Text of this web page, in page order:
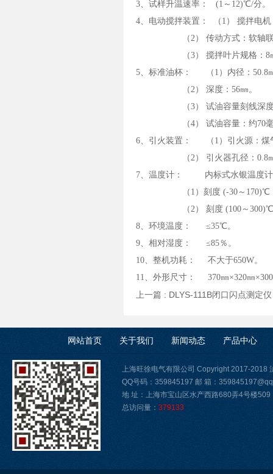
3、试样升温速率： (1～12)℃/分。
4、电动搅拌装置： （1） 搅拌电
（2） 传动方式：软轴联
（3） 搅拌叶片规格：8㎜
5、标准油杯： （1）内径：50.8
（2） 深度：56㎜。
（3） 试油容量刻线深度
（4） 试油容量：约70毫
6、引火装置： （1）引火源：煤
（2） 引火器孔径：0.8
7、温度计： 内标式水银温度计
（1）刻度 (-30～170)℃，
（2） 刻度 (100～300)℃
8、环境温度： ≤35℃。
9、相对湿度： ≤85％。
10、整机功耗： 不大于650W。
11、外形尺寸： 370㎜×320㎜
上一篇 : DLYS-111B闭口闪点测定
网站首页 关于我们 新闻动态 产品中心
上海旺徐电气有限公司 Copyright 2017-2018
QQ号码：359845197 邮 箱：
地 址：上海市宝山区水产西路680弄4号楼509
总访问量： 379133